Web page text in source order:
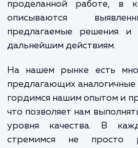
включать ускорение
улучшение ответа
изображений и других
улучшению
снижению отказов и
Наш подход к
прозрачностью и